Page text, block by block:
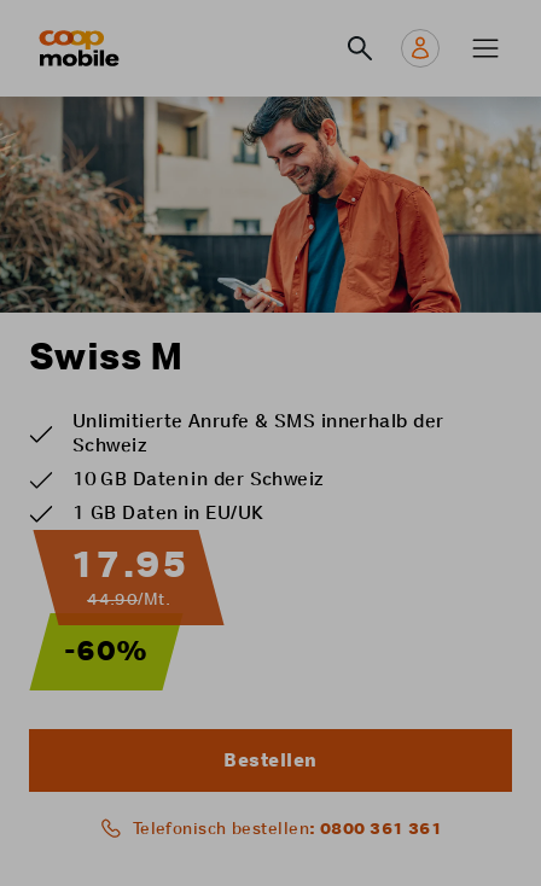
content
page
principale
Swiss M
Unlimitierte Anrufe & SMS innerhalb der
Schweiz
10 GB Daten in der Schweiz
1 GB Daten in EU/UK
17.95
44.90/Mt.
-60%
Bestellen
Telefonisch bestellen: 0800 361 361